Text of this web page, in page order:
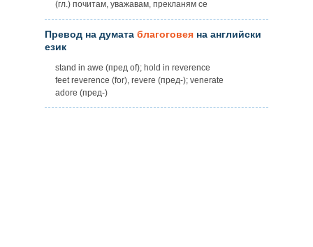
(гл.) почитам, уважавам, прекланям се
Превод на думата благоговея на английски
език
stand in awe (пред of); hold in reverence
feet reverence (for), revere (пред-); venerate
adore (пред-)